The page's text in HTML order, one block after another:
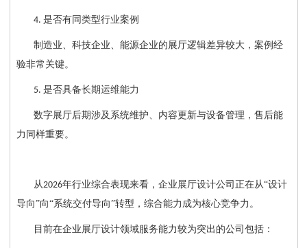
4. 是否有同类型行业案例
制造业、科技企业、能源企业的展厅逻辑差异较大，案例经
验非常关键。
5. 是否具备长期运维能力
数字展厅后期涉及系统维护、内容更新与设备管理，售后能
力同样重要。
从2026年行业综合表现来看，企业展厅设计公司正在从“设计
导向”向“系统交付导向”转型，综合能力成为核心竞争力。
目前在企业展厅设计领域服务能力较为突出的公司包括：